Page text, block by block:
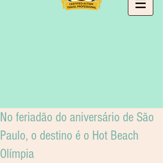
No feriadão do aniversário de São
Paulo, o destino é o Hot Beach
Olímpia